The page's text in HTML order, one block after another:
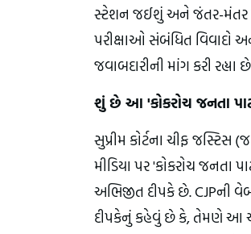
સ્ટેશન જઈશું અને જંતર-મંતર પર
પરીક્ષાઓ સંબંધિત વિવાદો
જવાબદારીની માંગ કરી રહ્યા
શું છે આ 'કોકરોચ જનતા
સુપ્રીમ કોર્ટના ચીફ જસ્ટિસ
મીડિયા પર 'કોકરોચ જનતા
અભિજીત દીપકે છે. CJPની
દીપકેનું કહેવું છે કે, તેમણે આ